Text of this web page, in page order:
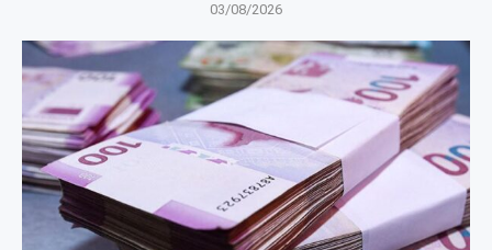
03/08/2026